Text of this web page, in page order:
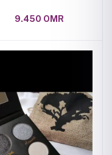
9.450 OMR